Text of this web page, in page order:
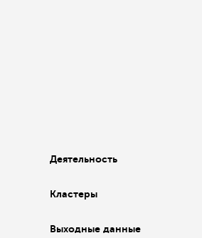
Деятельность
Кластеры
Выходные данные